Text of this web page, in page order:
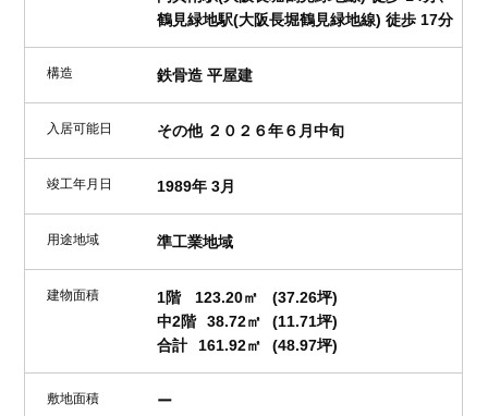
鶴見緑地駅(大阪長堀鶴見緑地線) 徒歩 17分
構造 鉄骨造 平屋建
入居可能日 その他 ２０２６年６月中旬
竣工年月日 1989年 3月
用途地域 準工業地域
建物面積 1階 123.20㎡
(37.26坪)
中2階
38.72㎡
(11.71坪)
合計
161.92㎡ (48.97坪)
敷地面積 ー